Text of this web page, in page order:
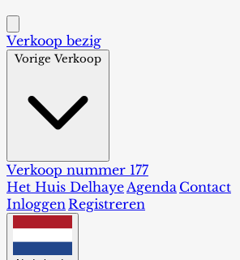
Verkoop bezig
Vorige Verkoop
Verkoop nummer 177
Het Huis DelhayeAgenda Contact
InloggenRegistreren